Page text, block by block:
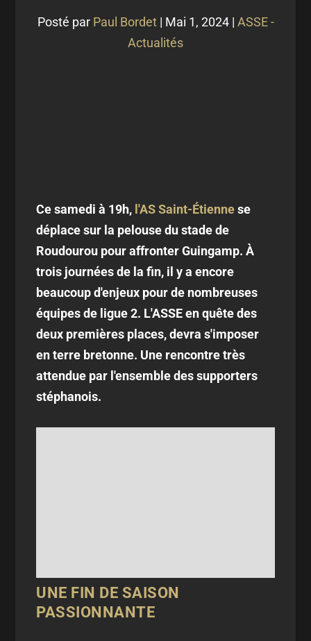
Posté par Paul Bordet| Mai 1, 2024| ASSE -
Actualités
Ce samedi à 19h, l'AS Saint-Étiennese
déplace sur la pelouse du stade de
Roudourou pour affronter Guingamp. À
trois journées de la fin, il y a encore
beaucoup d'enjeux pour de nombreuses
équipes de ligue 2. L'ASSE en quête des
deux premières places, devra s'imposer
en terre bretonne. Une rencontre très
attendue par l'ensemble des supporters
stéphanois.
UNE FIN DE SAISON
PASSIONNANTE